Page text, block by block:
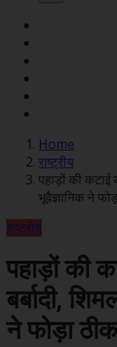
Home
राष्ट्रीय
पहाड़ों की कटाई
भूवैज्ञानिक ने
राष्ट्रीय
पहाड़ों की
बर्बादी,
ने फोड़ा